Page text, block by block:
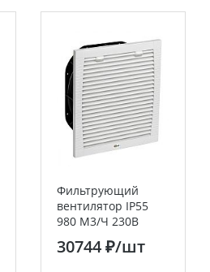
Фильтрующий
вентилятор IP55
980 M3/Ч 230В
ЦВЕТ RAL7035
30744 ₽/шт